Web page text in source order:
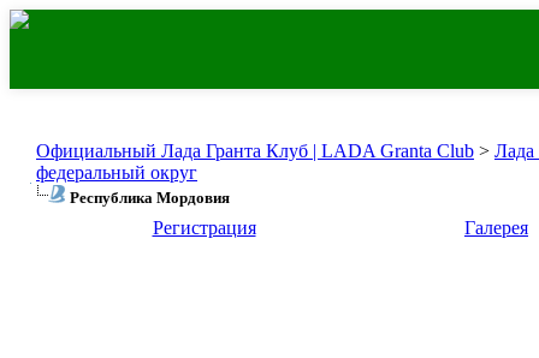
Официальный Лада Гранта Клуб | LADA Granta Club > Лада
федеральный округ
Республика Мордовия
Регистрация Галерея